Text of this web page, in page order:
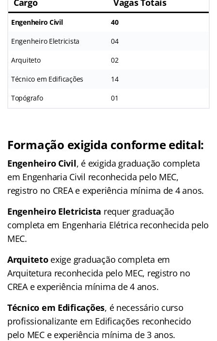
Engenheiro Civil 40
Engenheiro Eletricista 04
Arquiteto 02
Técnico em Edificações 14
Topógrafo 01
Formação exigida conforme edital:
Engenheiro Civil, é exigida graduação completa
em Engenharia Civil reconhecida pelo MEC,
registro no CREA e experiência mínima de 4 anos.
Engenheiro Eletricista requer graduação
completa em Engenharia Elétrica reconhecida pelo
MEC.
Arquitetoexige graduação completa em
Arquitetura reconhecida pelo MEC, registro no
CREA e experiência mínima de 4 anos.
Técnico em Edificações, é necessário curso
profissionalizante em Edificações reconhecido
pelo MEC e experiência mínima de 3 anos.